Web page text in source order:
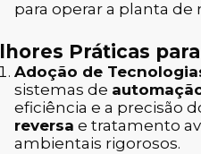
para operar a planta de
Práticas
Adoção de
sistemas de
eficiência e a precisão
reversa e tratamento
ambientais rigorosos.